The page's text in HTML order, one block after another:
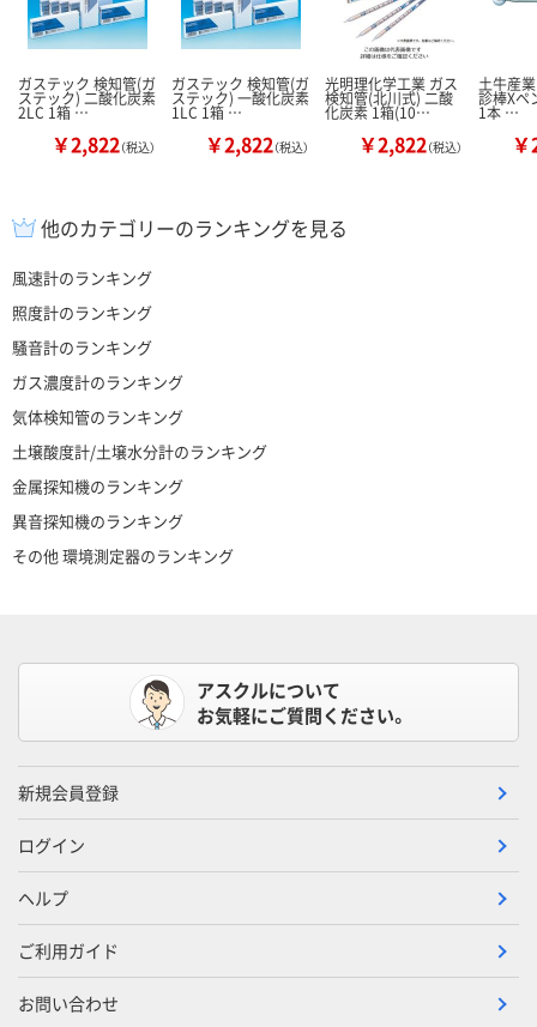
ガステック 検知管(ガ
ステック) 二酸化炭素
2LC 1箱 …
￥2,822（税込）
ガステック 検知管(ガ
ステック) 一酸化炭素
1LC 1箱 …
￥2,822（税込）
光明理化学工業 ガス
検知管(北川式) 二酸
化炭素 1箱(10…
￥2,822（税込）
土牛産
診棒Xペ
1本 …
他のカテゴリーのランキングを見る
風速計のランキング
照度計のランキング
騒音計のランキング
ガス濃度計のランキング
気体検知管のランキング
土壌酸度計/土壌水分計のランキング
金属探知機のランキング
異音探知機のランキング
その他 環境測定器のランキング
アスクルについて
お気軽にご質問ください。
新規会員登録
ログイン
ヘルプ
ご利用ガイド
お問い合わせ